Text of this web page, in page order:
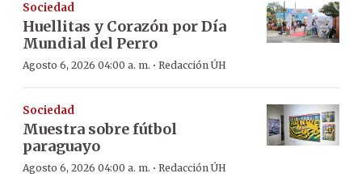
Sociedad
Huellitas y Corazón por Día
Mundial del Perro
Agosto 6, 2026 04:00 a. m. · Redacción ÚH
Sociedad
Muestra sobre fútbol
paraguayo
Agosto 6, 2026 04:00 a. m. · Redacción ÚH